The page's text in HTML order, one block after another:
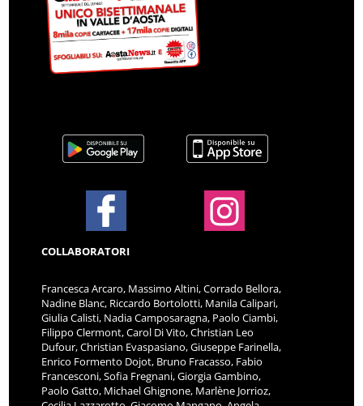
COLLABORATORI
Francesca Arcaro, Massimo Altini, Corrado Bellora,
Nadine Blanc, Riccardo Bortolotti, Manila Calipari,
Giulia Calisti, Nadia Camposaragna, Paolo Ciambi,
Filippo Clermont, Carol Di Vito, Christian Leo
Dufour, Christian Evaspasiano, Giuseppe Farinella,
Enrico Formento Dojot, Bruno Fracasso, Fabio
Francesconi, Sofia Fregnani, Giorgia Gambino,
Paolo Gatto, Michael Ghignone, Marlène Jorrioz,